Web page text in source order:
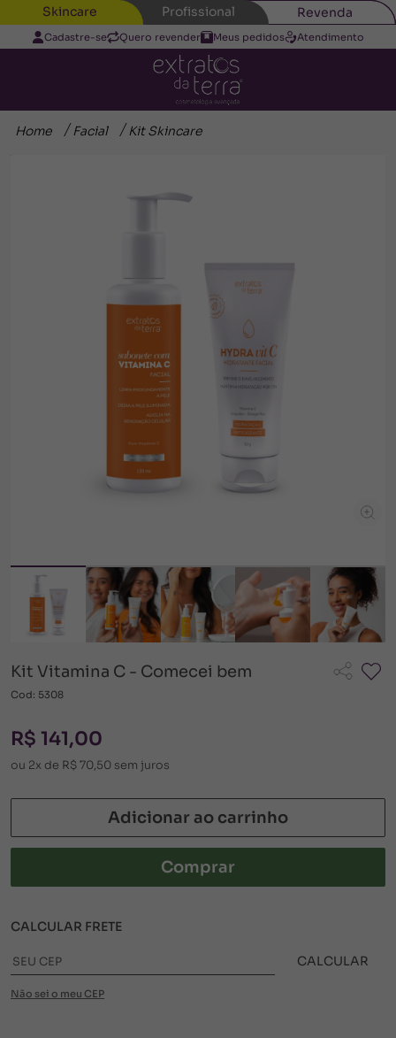
Skincare Profissional Revenda
Cadastre-se Quero revender Meus pedidos Atendimento
Home Facial Kit Skincare
Kit Vitamina C - Comecei bem
Cod: 5308
R$ 141,00
ou 2x de R$ 70,50 sem juros
Adicionar ao carrinho
Comprar
CALCULAR FRETE
CALCULAR
Não sei o meu CEP